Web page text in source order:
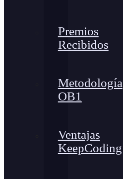
Premios
Recibidos
Metodología
OB1
Ventajas
KeepCoding